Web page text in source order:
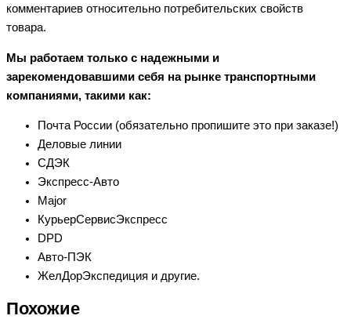
комментариев относительно потребительских свойств
товара.
Мы работаем только с надежными и
зарекомендовавшими себя на рынке транспортными
компаниями, такими как:
Почта России (обязательно пропишите это при заказе!)
Деловые линии
СДЭК
Экспресс-Авто
Major
КурьерСервисЭкспресс
DPD
Авто-ПЭК
ЖелДорЭкспедиция и другие.
Похожие